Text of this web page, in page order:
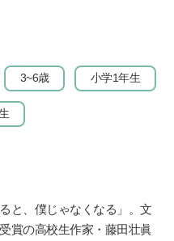
3~6歳 小学1年生
ると、僕じゃなくなる」。文
賞の高校生作家・藤田壮眞